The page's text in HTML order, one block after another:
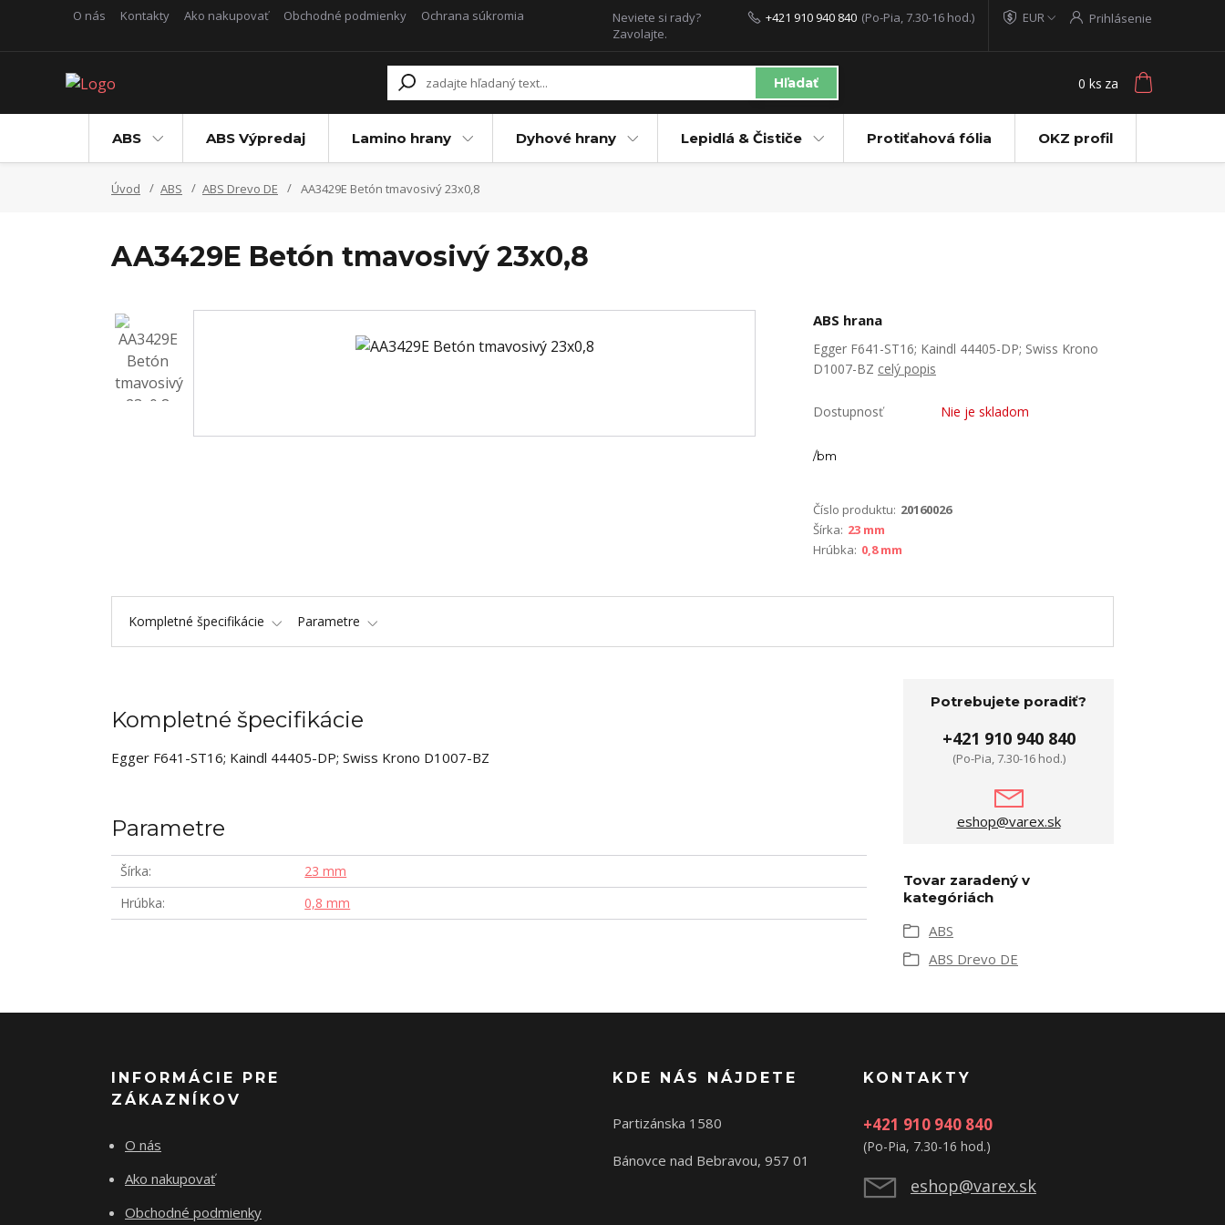
O nás Kontakty Ako nakupovať Obchodné podmienky Ochrana súkromia EUR Prihlásenie
Hľadať
Neviete si rady?
Zavolajte.
+421 910 940 840 (Po-Pia, 7.30-16 hod.)
0 ks za
ABS ABS Výpredaj Lamino hrany Dyhové hrany Lepidlá & Čističe Protiťahová fólia OKZ profil
Úvod ABS ABS Drevo DE AA3429E Betón tmavosivý 23x0,8
AA3429E Betón tmavosivý 23x0,8
ABS hrana
Egger F641-ST16; Kaindl 44405-DP; Swiss Krono
D1007-BZ celý popis
Dostupnosť Nie je skladom
/bm
Číslo produktu: 20160026
Šírka: 23 mm
Hrúbka: 0,8 mm
Kompletné špecifikácie Parametre
Kompletné špecifikácie
Egger F641-ST16; Kaindl 44405-DP; Swiss Krono D1007-BZ
Parametre
Šírka
23 mm
Hrúbka
0,8 mm
Potrebujete poradiť?
+421 910 940 840
(Po-Pia, 7.30-16 hod.)
eshop@varex.sk
Tovar zaradený v
kategóriách
ABS
ABS Drevo DE
INFORMÁCIE PRE
ZÁKAZNÍKOV
O nás
Ako nakupovať
Obchodné podmienky
KDE NÁS NÁJDETE
Partizánska 1580
Bánovce nad Bebravou, 957 01
KONTAKTY
+421 910 940 840
(Po-Pia, 7.30-16 hod.)
eshop@varex.sk